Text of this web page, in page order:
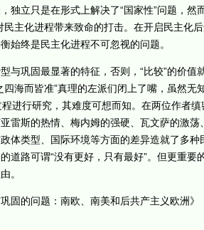
独立只是在形式上解决了“国家性”问题，
民主化进程带来致命的打击。在开启民主化
始终是民主化进程不可忽视的问题。
巩固最显著的特征，否则，“比较”的价值
四海而皆准”真理的左派们闭上了嘴，虽然无
进行研究，其难度可想而知。在两位作者
雷斯的热情、梅内姆的强硬、瓦文萨的激
体类型、国际环境等方面的差异造就了多
道路可谓“没有更好，只有最好”。但更重
。
的问题：南欧、南美和后共产主义欧洲》